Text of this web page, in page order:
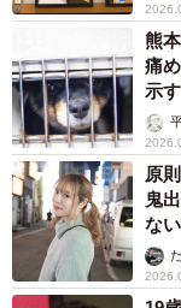
きません。それな
どん取られ、生活
――これから親御さ
アドバイスをいた
「認知症が進むと
親御さんと一緒に
まり強引に進めよ
熊
痛
示
原
鬼
な
ス